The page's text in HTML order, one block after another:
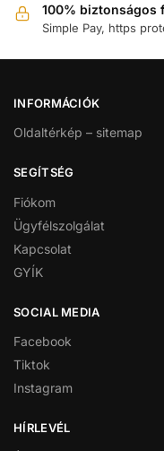
100% biztonságos
Simple Pay, https
INFORMÁCIÓK
Oldaltérkép – sitemap
SEGÍTSÉG
Fiókom
Ügyfélszolgálat
Kapcsolat
GYÍK
SOCIAL MEDIA
Facebook
Tiktok
Instagram
HÍRLEVÉL